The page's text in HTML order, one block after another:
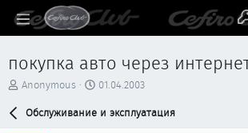
покупка авто через
А
Anonymous
Д
т
01.04.2003
Обслуживание и эксплуатация